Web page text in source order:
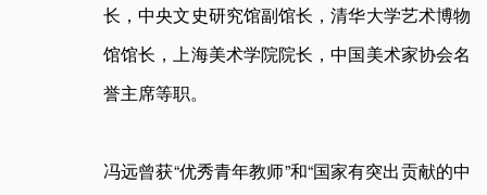
长，中央文史研究馆副馆长，清华大学艺术博物
馆馆长，上海美术学院院长，中国美术家协会名
誉主席等职。
冯远曾获“优秀青年教师”和“国家有突出贡献的中